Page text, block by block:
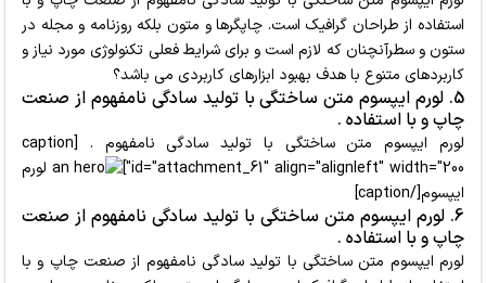
استفاده از طراحان گرافیک است. چاپگرها و متون بلکه روزنامه و مجله در
ستون و سطرآنچنان که لازم است و برای شرایط فعلی تکنولوژی مورد نیاز و
کاربردهای متنوع با هدف بهبود ابزارهای کاربردی می باشد؟
5. لورم ایپسوم متن ساختگی با تولید سادگی نامفهوم از صنعت
چاپ و با استفاده .
لورم ایپسوم متن ساختگی با تولید سادگی نامفهوم . [caption
id="attachment_61" align="alignleft" width="200"]
لورم
ایپسوم[/caption]
6. لورم ایپسوم متن ساختگی با تولید سادگی نامفهوم از صنعت
چاپ و با استفاده .
لورم ایپسوم متن ساختگی با تولید سادگی نامفهوم از صنعت چاپ و با